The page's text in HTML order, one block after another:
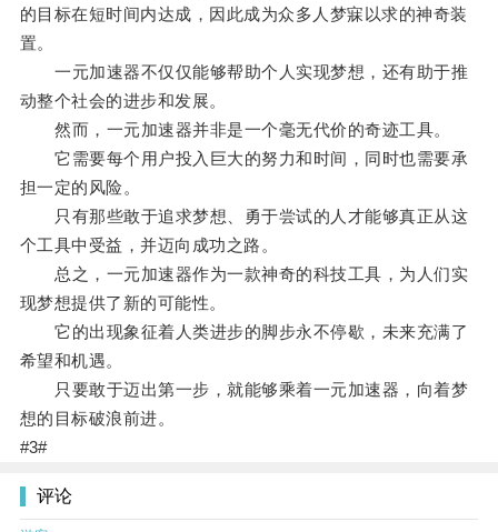
的目标在短时间内达成，因此成为众多人梦寐以求的神奇装
置。
一元加速器不仅仅能够帮助个人实现梦想，还有助于推
动整个社会的进步和发展。
然而，一元加速器并非是一个毫无代价的奇迹工具。
它需要每个用户投入巨大的努力和时间，同时也需要承
担一定的风险。
只有那些敢于追求梦想、勇于尝试的人才能够真正从这
个工具中受益，并迈向成功之路。
总之，一元加速器作为一款神奇的科技工具，为人们实
现梦想提供了新的可能性。
它的出现象征着人类进步的脚步永不停歇，未来充满了
希望和机遇。
只要敢于迈出第一步，就能够乘着一元加速器，向着梦
想的目标破浪前进。
#3#
评论